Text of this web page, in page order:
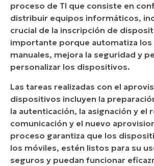
Aprovisionamiento eficiente de
con NinjaOne
Ventajas de utilizar NinjaOne
Mejores prácticas
Ejemplos reales
proceso de TI que consiste en
distribuir equipos informáticos,
crucial de la inscripción de
importante porque automatiza los
manuales, mejora la seguridad y
personalizar los dispositivos.
Las tareas realizadas con el
dispositivos incluyen la
la autenticación, la asignación y el
comunicación y el nuevo
proceso garantiza que los
los móviles, estén listos para su
seguros y puedan funcionar